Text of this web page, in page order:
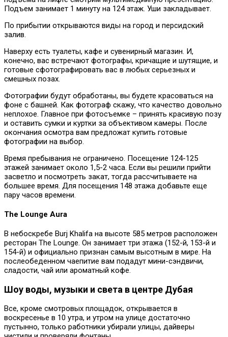
Подъем занимает 1 минуту на 124 этаж. Уши закладывает.
По прибытии открываются виды на город и персидский
залив.
Наверху есть туалеты, кафе и сувенирный магазин. И,
конечно, вас встречают фотографы, кричащие и шутящие, и
готовые сфотографировать вас в любых серьезных и
смешных позах.
Фотографии будут обработаны, вы будете красоваться на
фоне с башней. Как фотограф скажу, что качество довольно
неплохое. Главное при фотосъемке – принять красивую позу
и оставить сумки и куртки за объективом камеры. После
окончания осмотра вам предложат купить готовые
фотографии на выбор.
Время пребывания не ограничено. Посещение 124-125
этажей занимает около 1,5-2 часа. Если вы решили прийти
засветло и посмотреть закат, тогда рассчитываете на
большее время. Для посещения 148 этажа добавьте еще
пару часов времени.
The Lounge Aura
В небоскребе Burj Khalifa на высоте 585 метров расположен
ресторан The Lounge. Он занимает три этажа (152-й, 153-й и
154-й) и официально признан самым высотным в мире. На
послеобеденном чаепитие вам подадут мини-сэндвичи,
сладости, чай или ароматный кофе.
Шоу воды, музыки и света в центре Дубая
Все, кроме смотровых площадок, открывается в
воскресенье в 10 утра, и утром на улице достаточно
пустынно, только работники убирали улицы, дайверы